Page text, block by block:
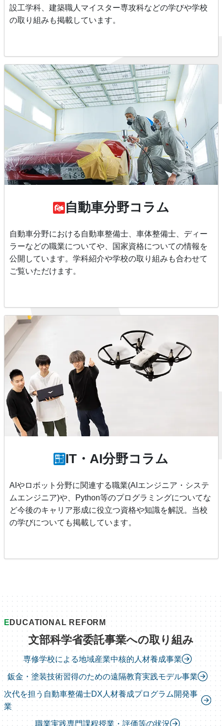
設工学科、建築職人マイスター専攻科などの学びや学校
の取り組みも掲載しています。
自動車分野コラム
自動車分野における自動車整備士、車体整備士、ディー
ラーなどの職業についてや、国家資格についての情報を
公開しています。学科紹介や学校の取り組みも合わせて
ご覧いただけます。
IT・AI分野コラム
AIやロボット分野に関連する職業(AIエンジニア・システ
ムエンジニア)や、Python等のプログラミングについてな
ど今後のキャリア形成に役立つ資格や知識を解説。当校
の学びについても掲載しています。
E DUCATIONAL REFORM
文部科学省委託事業への取り組み
専修学校による地域産業中核的人材養成事業
鈑金・塗装技術習得のための遠隔教育実践モデル事業
次代を担う自動車整備士DX人材養成プログラム開発事
業
職業実践専門課程授業・評価等の状況